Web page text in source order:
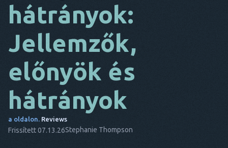
PT
hátrányok:
Jellemzők,
előnyök és
hátrányok
a oldalon. Reviews
Frissített 07.13.26Stephanie Thompson